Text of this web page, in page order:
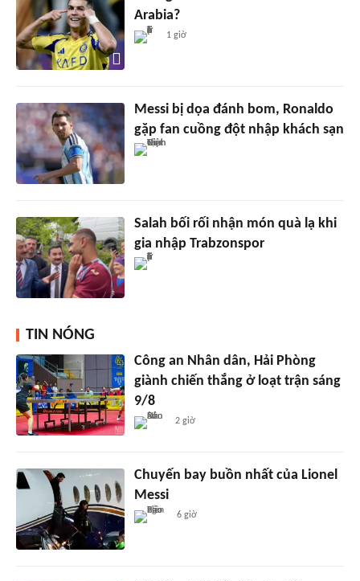
Arabia?
1 giờ
Messi bị dọa đánh bom, Ronaldo
gặp fan cuồng đột nhập khách sạn
Salah bối rối nhận món quà lạ khi
gia nhập Trabzonspor
TIN NÓNG
Công an Nhân dân, Hải Phòng
giành chiến thắng ở loạt trận sáng
9/8
2 giờ
Chuyến bay buồn nhất của Lionel
Messi
6 giờ